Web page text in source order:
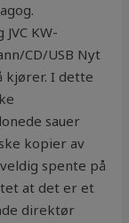
KW-
CD/USB Nyt
kjører. I dette
sauer
kopier av
spente på
at det er et
direktør